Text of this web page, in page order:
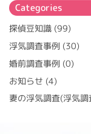
Categories
探偵豆知識 (99)
浮気調査事例 (30)
婚前調査事例 (0)
お知らせ (4)
妻の浮気調査(浮気